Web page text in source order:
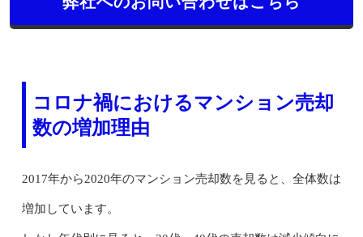
コロナ禍におけるマンション売却
数の増加理由
2017年から2020年のマンション売却数を見ると、全体数は
増加しています。